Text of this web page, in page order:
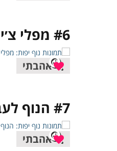
#6 מפלי צ׳יטננגו בניו יורק, ארה״ב
אהבתי
#7 הנוף לעבר הר פוג׳י מכפר סיני מסורתי
אהבתי